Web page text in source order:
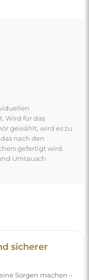
sicherer
Sorgen machen –
Ihnen bestellte
eigenen
können wir
ankommt, ohne
Spiegel in
Sie mit einer